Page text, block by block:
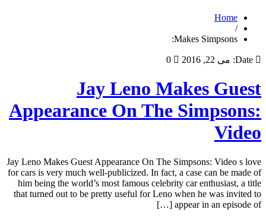
Home
/
Makes Simpsons:
Date: می 22, 2016 0
Jay Leno Makes Guest
Appearance On The Simpsons:
Video
Jay Leno Makes Guest Appearance On The Simpsons: Video s love
for cars is very much well-publicized. In fact, a case can be made of
him being the world’s most famous celebrity car enthusiast, a title
that turned out to be pretty useful for Leno when he was invited to
appear in an episode of […]